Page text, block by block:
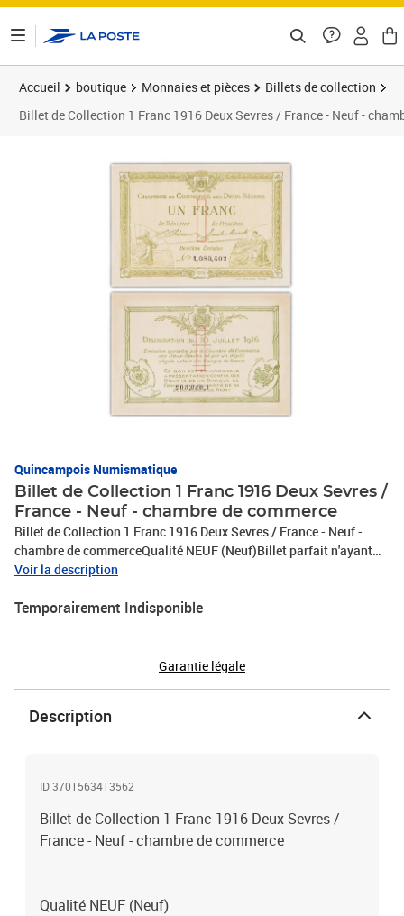
Accueil boutique Monnaies et pièces
Billets de collection
Billet de Collection 1 Franc 1916 Deux Sevres / France - Neuf -
Quincampois Numismatique
Billet de Collection 1 Franc 1916 Deux Sevres /
France - Neuf - chambre de commerce
Billet de Collection 1 Franc 1916 Deux Sevres / France - Neuf -
chambre de commerceQualité NEUF (Neuf)Billet parfait n'ayant
jamais circulé.Ce billet n'a jamais été manipulé et ne présente pas
Voir la description
Temporairement Indisponible
Garantie légale
Description
ID 3701563413562
Billet de Collection 1 Franc 1916 Deux Sevres /
France - Neuf - chambre de commerce
Qualité NEUF (Neuf)